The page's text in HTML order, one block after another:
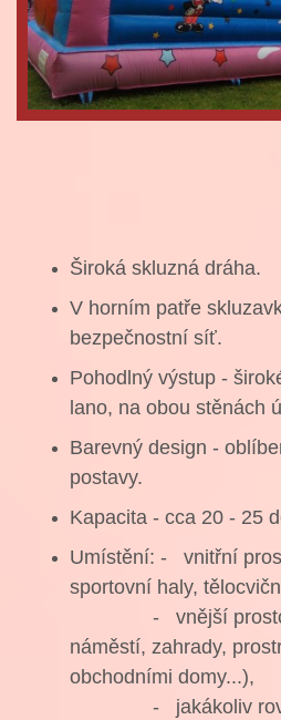
Široká skluzná dráha.
V horním patře
bezpečnostní síť.
Pohodlný výstup -
lano, na obou stěnách
Barevný design -
postavy.
Kapacita - cca 20 - 25
Umístění: - vnitřní
sportovní haly,
- vnější prostory
náměstí, zahrady,
obchodními domy...),
- jakákoliv rovná